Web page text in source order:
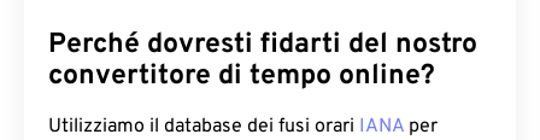
Perché dovresti fidarti del nostro
convertitore di tempo online?
Utilizziamo il database dei fusi orari IANA per